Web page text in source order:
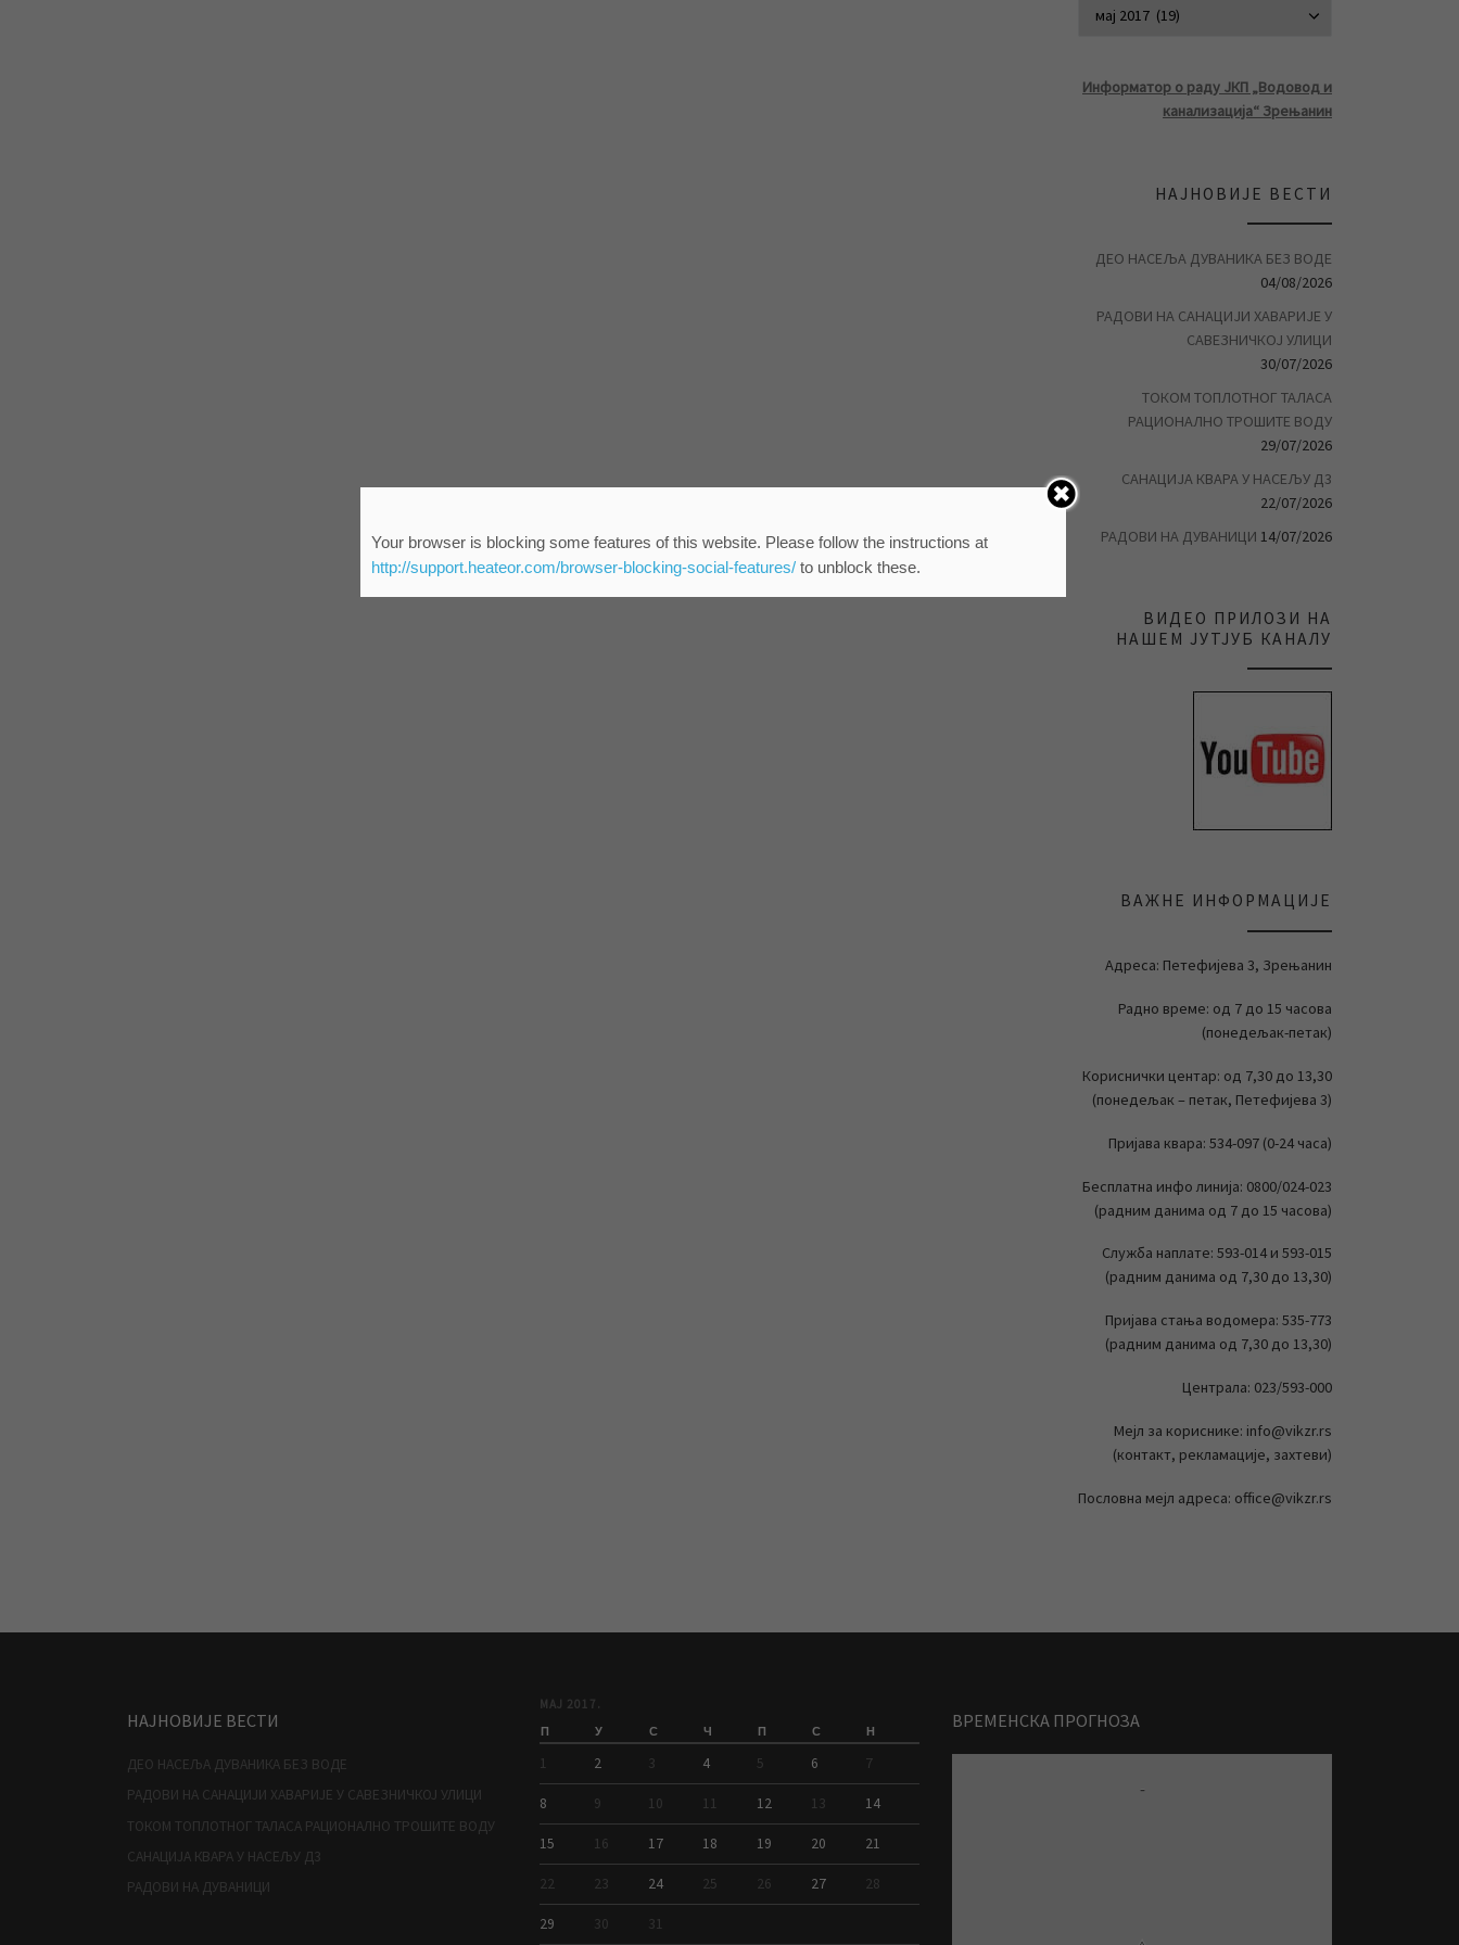
Информатор о раду ЈКП „Водовод и
канализација“ Зрењанин
НАЈНОВИЈЕ ВЕСТИ
ДЕО НАСЕЉА ДУВАНИКА БЕЗ ВОДЕ
04/08/2026
РАДОВИ НА САНАЦИЈИ ХАВАРИЈЕ У
САВЕЗНИЧКОЈ УЛИЦИ
30/07/2026
ТОКОМ ТОПЛОТНОГ ТАЛАСА
РАЦИОНАЛНО ТРОШИТЕ ВОДУ
29/07/2026
САНАЦИЈА КВАРА У НАСЕЉУ Д3
22/07/2026
РАДОВИ НА ДУВАНИЦИ 14/07/2026
ВИДЕО ПРИЛОЗИ НА
НАШЕМ ЈУТЈУБ КАНАЛУ
ВАЖНЕ ИНФОРМАЦИЈЕ
Адреса: Петефијева 3, Зрењанин
Радно време: од 7 до 15 часова
(понедељак-петак)
Кориснички центар: од 7,30 до 13,30
(понедељак – петак, Петефијева 3)
Пријава квара: 534-097 (0-24 часа)
Бесплатна инфо линија: 0800/024-023
(радним данима од 7 до 15 часова)
Служба наплате: 593-014 и 593-015
(радним данима од 7,30 до 13,30)
Пријава стања водомера: 535-773
(радним данима од 7,30 до 13,30)
Централа: 023/593-000
Мејл за кориснике: info@vikzr.rs
(контакт, рекламације, захтеви)
Пословна мејл адреса: office@vikzr.rs
НАЈНОВИЈЕ ВЕСТИ
ДЕО НАСЕЉА ДУВАНИКА БЕЗ ВОДЕ
РАДОВИ НА САНАЦИЈИ ХАВАРИЈЕ У САВЕЗНИЧКОЈ УЛИЦИ
ТОКОМ ТОПЛОТНОГ ТАЛАСА РАЦИОНАЛНО ТРОШИТЕ ВОДУ
САНАЦИЈА КВАРА У НАСЕЉУ Д3
РАДОВИ НА ДУВАНИЦИ
МАЈ 2017.
П У С Ч П С Н
1 2 3 4 5 6 7
8 9 10 11 12 13 14
15 16 17 18 19 20 21
22 23 24 25 26 27 28
29 30 31
ВРЕМЕНСКА ПРОГНОЗА
-
Your browser is blocking some features of this website. Please follow the instructions at
http://support.heateor.com/browser-blocking-social-features/to unblock these.